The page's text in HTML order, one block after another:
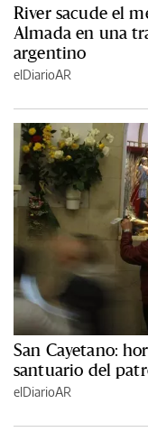
River sacude el
Almada en una
argentino
elDiarioAR
San Cayetano:
santuario del
elDiarioAR